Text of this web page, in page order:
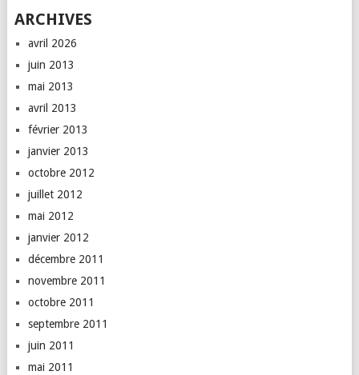
ARCHIVES
avril 2026
juin 2013
mai 2013
avril 2013
février 2013
janvier 2013
octobre 2012
juillet 2012
mai 2012
janvier 2012
décembre 2011
novembre 2011
octobre 2011
septembre 2011
juin 2011
mai 2011